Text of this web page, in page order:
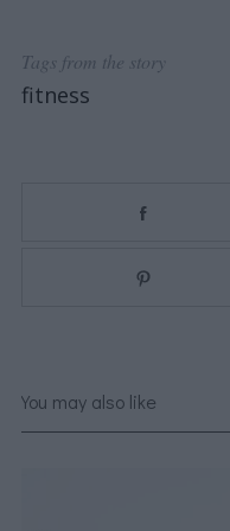
Tags from the story
fitness
You may also like